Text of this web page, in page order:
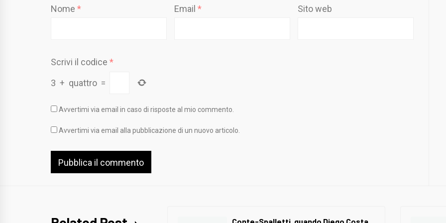
Nome * Email * Sito web
Scrivi il codice *
3 + quattro =
Avvertimi via email in caso di risposte al mio commento.
Avvertimi via email alla pubblicazione di un nuovo articolo.